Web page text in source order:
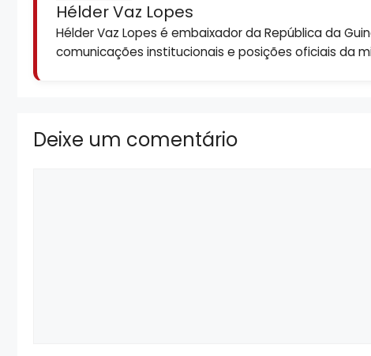
Hélder Vaz Lopes
Hélder Vaz Lopes é embaixador da República da
comunicações institucionais e posições oficiais da
Deixe um comentário